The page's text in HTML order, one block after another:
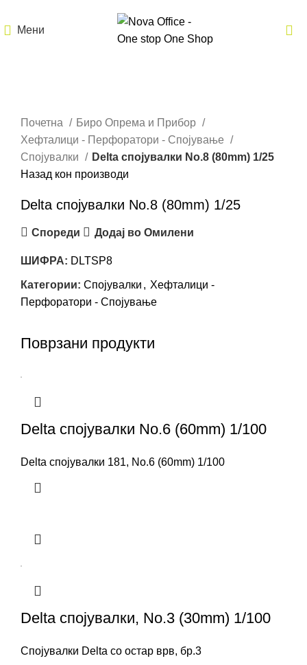
Мени
Почетна
Биро Опрема и Прибор
Хефталици - Перфоратори - Спојување
Спојувалки
Delta спојувалки No.8 (80mm) 1/25
Назад кон производи
Delta спојувалки No.8 (80mm) 1/25
Спореди Додај во Омилени
ШИФРА: DLTSP8
Категории: Спојувалки , Хефталици -
Перфоратори - Спојување
Поврзани продукти
Delta спојувалки No.6 (60mm) 1/100
Delta спојувалки 181, No.6 (60mm) 1/100
Delta спојувалки, No.3 (30mm) 1/100
Спојувалки Delta со остар врв, бр.3